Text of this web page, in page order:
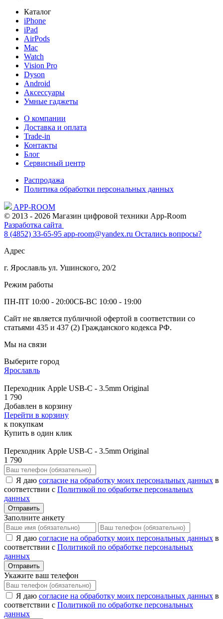
Каталог
iPhone
iPad
AirPods
Mac
Watch
Vision Pro
Dyson
Android
Аксессуары
Умные гаджеты
О компании
Доставка и оплата
Trade-in
Контакты
Блог
Сервисный центр
Распродажа
Политика обработки персональных данных
APP-ROOM
© 2013 - 2026 Магазин цифровой техники App-Room
Разработка сайта
8 (4852) 33-65-95 app-room@yandex.ru Остались вопросы?
Адрес
г. Ярославль ул. Ушинского, 20/2
Режим работы
ПН-ПТ 10:00 - 20:00СБ-ВС 10:00 - 19:00
Сайт не является публичной офертой в соответствии со
статьями 435 и 437 (2) Гражданского кодекса РФ.
Мы на связи
Выберите город
Ярославль
Переходник Apple USB-C - 3.5mm Original
1 790
Добавлен в корзину
Перейти в корзину
к покупкам
Купить в один клик
Переходник Apple USB-C - 3.5mm Original
1 790
Я даю согласие на обработку моих персональных данных в
соответствии с Политикой по обработке персональных
данных
Отправить
Заполните анкету
Я даю согласие на обработку моих персональных данных в
соответствии с Политикой по обработке персональных
данных
Отправить
Укажите ваш телефон
Я даю согласие на обработку моих персональных данных в
соответствии с Политикой по обработке персональных
данных